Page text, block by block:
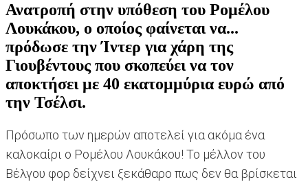
Ανατροπή στην υπόθεση του Ρομέλου
Λουκάκου, ο οποίος φαίνεται να...
πρόδωσε την Ίντερ για χάρη της
Γιουβέντους που σκοπεύει να τον
αποκτήσει με 40 εκατομμύρια ευρώ από
την Τσέλσι.
Πρόσωπο των ημερών αποτελεί για ακόμα ένα
καλοκαίρι ο Ρομέλου Λουκάκου! Το μέλλον του
Βέλγου φορ δείχνει ξεκάθαρο πως δεν θα βρίσκεται